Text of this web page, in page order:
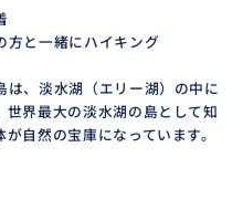
と歩く」という点にあ
かで体験の質が大きく変
と歩くことで、岩の形、
。ガイドブックやSNSで
方と一緒にハイキング
、淡水湖（エリー湖）の中に
世界最大の淡水湖の島として知
自然の宝庫になっています。